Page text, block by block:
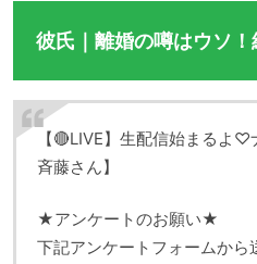
彼氏｜離婚の噂はウソ
【🔴LIVE】生配信始まるよ
斉藤さん】
★アンケートのお願い★
下記アンケートフォームから